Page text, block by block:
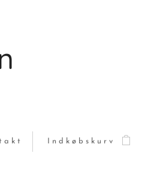
Indkøbskurv